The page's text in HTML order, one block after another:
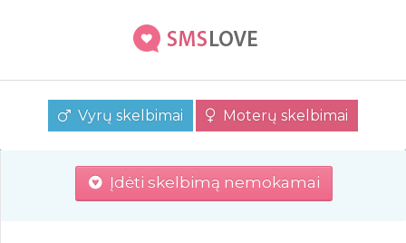
Vyrų skelbimai Moterų skelbimai
Įdėti skelbimą nemokamai